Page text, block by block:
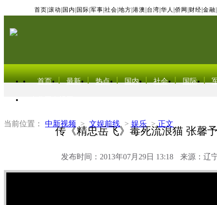
首页 滚动 国内 国际 军事 社会 地方 港澳 台湾 华人 侨网 财经 金融
首页 最新 热点 国内 社会 国际
当前位置： 中新视频 > 文娱前线 > 娱乐 > 正文
传《精忠岳飞》毒死流浪猫 张馨
发布时间：2013年07月29日 13:18 来源：辽